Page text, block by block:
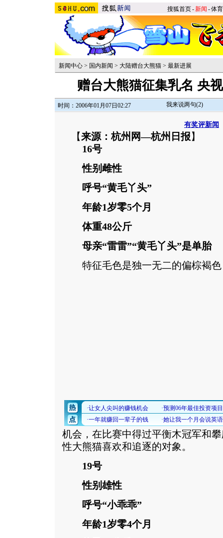
搜狐首页-新闻 -体育
新闻中心 > 国内新闻 > 大陆赠台大熊猫 > 最新进展
赠台大熊猫征集乳名 央
时间：2006年01月07日02:27 我来说两句(2)
有奖评新闻
【来源：杭州网—杭州日报 】
16号
性别雌性
呼号“黄毛丫头”
年龄1岁零5个月
体重48公斤
母亲“雷雷”“黄毛丫头”是单胎
特征毛色是独一无二的偏棕褐色
机会，在比赛中得过平衡木冠军和
性大熊猫喜欢和追逐的对象。
19号
性别雄性
呼号“小乖乖”
年龄1岁零4个月